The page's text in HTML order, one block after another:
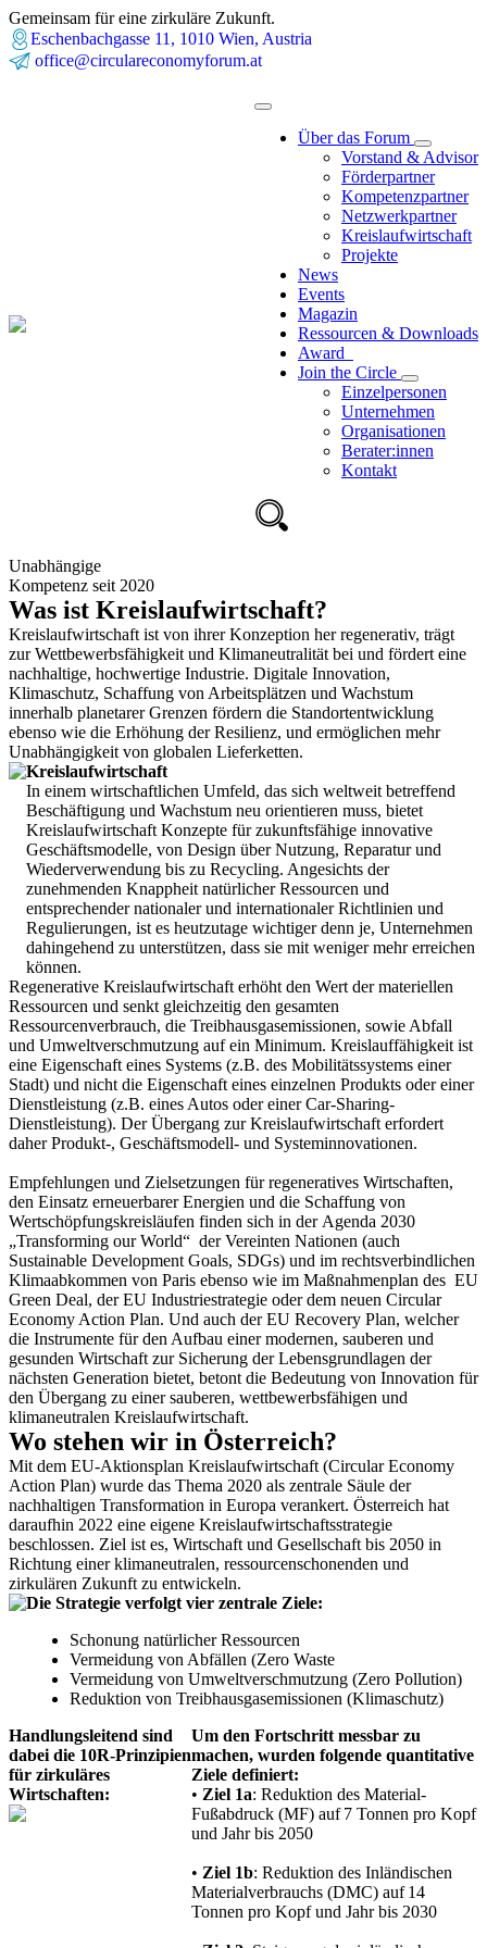
Gemeinsam für eine zirkuläre Zukunft.
Eschenbachgasse 11, 1010 Wien, Austria
office@circulareconomyforum.at
Über das Forum
Vorstand & Advisor
Förderpartner
Kompetenzpartner
Netzwerkpartner
Kreislaufwirtschaft
Projekte
News
Events
Magazin
Ressourcen & Downloads
Award
Join the Circle
Einzelpersonen
Unternehmen
Organisationen
Berater:innen
Kontakt
Unabhängige
Kompetenz seit 2020
Was ist Kreislaufwirtschaft?
Kreislaufwirtschaft ist von ihrer Konzeption herregenerativ, trägt
zur Wettbewerbsfähigkeit und Klimaneutralität bei und fördert eine
nachhaltige, hochwertige Industrie. Digitale Innovation,
Klimaschutz, Schaffung von Arbeitsplätzen und Wachstum
innerhalb planetarer Grenzen fördern die Standortentwicklung
ebenso wie die Erhöhung der Resilienz, und ermöglichen mehr
Unabhängigkeit von globalen Lieferketten.
Kreislaufwirtschaft
In einem wirtschaftlichen Umfeld, das sich weltweit betreffend
Beschäftigung und Wachstum neu orientieren muss, bietet
Kreislaufwirtschaft Konzepte für zukunftsfähige innovative
Geschäftsmodelle, von Design über Nutzung, Reparatur und
Wiederverwendung bis zu Recycling. Angesichts der
zunehmenden Knappheit natürlicher Ressourcen und
entsprechender nationaler und internationaler Richtlinien und
Regulierungen, ist es heutzutage wichtiger denn je, Unternehmen
dahingehend zu unterstützen, dass sie mit weniger mehr erreichen
können.
Regenerative Kreislaufwirtschaft erhöht den Wert der materiellen
Ressourcen und senkt gleichzeitig den gesamten
Ressourcenverbrauch, die Treibhausgasemissionen, sowie Abfall
und Umweltverschmutzung auf ein Minimum. Kreislauffähigkeit ist
eine Eigenschaft eines Systems (z.B. des Mobilitätssystems einer
Stadt) und nicht die Eigenschaft eines einzelnen Produkts oder einer
Dienstleistung (z.B. eines Autos oder einer Car-Sharing-
Dienstleistung). Der Übergang zur Kreislaufwirtschaft erfordert
daher Produkt-, Geschäftsmodell- und Systeminnovationen.
Empfehlungen und Zielsetzungen für regeneratives Wirtschaften,
den Einsatz erneuerbarer Energien und die Schaffung von
Wertschöpfungskreisläufen finden sich in der Agenda 2030
„Transforming our World“ der Vereinten Nationen (auch
Sustainable Development Goals, SDGs) und im rechtsverbindlichen
Klimaabkommen von Paris ebenso wie im Maßnahmenplan des EU
Green Deal, der EU Industriestrategie oder dem neuen Circular
Economy Action Plan. Und auch der EU Recovery Plan, welcher
die Instrumente für den Aufbau einer modernen, sauberen und
gesunden Wirtschaft zur Sicherung der Lebensgrundlagen der
nächsten Generation bietet, betont die Bedeutung von Innovation für
den Übergang zu einer sauberen, wettbewerbsfähigen und
klimaneutralen Kreislaufwirtschaft.
Wo stehen wir in Österreich?
Mit dem EU-Aktionsplan Kreislaufwirtschaft (Circular Economy
Action Plan) wurde das Thema 2020 als zentrale Säule der
nachhaltigen Transformation in Europa verankert. Österreich hat
daraufhin 2022 eine eigene Kreislaufwirtschaftsstrategie
beschlossen. Ziel ist es, Wirtschaft und Gesellschaft bis 2050 in
Richtung einer klimaneutralen, ressourcenschonenden und
zirkulären Zukunft zu entwickeln.
Die Strategie verfolgt vier zentrale Ziele:
Schonung natürlicher Ressourcen
Vermeidung von Abfällen (Zero Waste
Vermeidung von Umweltverschmutzung (Zero Pollution)
Reduktion von Treibhausgasemissionen (Klimaschutz)
Handlungsleitend sind
dabei die 10R-Prinzipien
für zirkuläres
Wirtschaften:
Um den Fortschritt messbar zu
machen, wurden folgende quantitative
Ziele definiert:
• Ziel 1a: Reduktion des Material-
Fußabdruck (MF) auf 7 Tonnen pro Kopf
und Jahr bis 2050
• Ziel 1b: Reduktion des Inländischen
Materialverbrauchs (DMC) auf 14
Tonnen pro Kopf und Jahr bis 2030